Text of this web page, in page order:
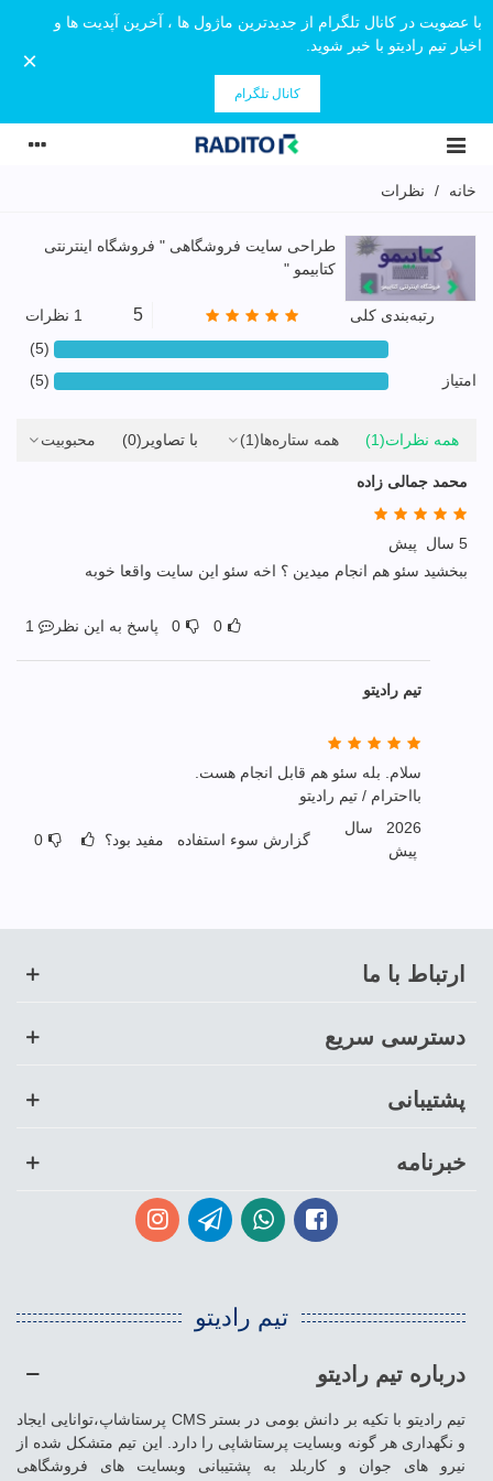
با عضویت در کانال تلگرام از جدیدترین ماژول ها ، آخرین آپدیت ها و
اخبار تیم رادیتو با خبر شوید.
کانال تلگرام
×
خانه / نظرات
طراحی سایت فروشگاهی " فروشگاه اینترنتی
کتابیمو "
رتبه‌بندی کلی 5
1 نظرات
(5)
امتیاز
(5)
همه نظرات(1) همه ستاره‌ها(1) با تصاویر (0) محبوبیت
محمد جمالی زاده
5 سال پیش
ببخشید سئو هم انجام میدین ؟ اخه سئو این سایت واقعا خوبه
0
0 پاسخ به این نظر 1
تیم رادیتو
سلام. بله سئو هم قابل انجام هست.
بااحترام / تیم رادیتو
2026 سال
پیش
گزارش سوء استفاده مفید بود؟ 0
ارتباط با ما
دسترسی سریع
پشتیبانی
خبرنامه
تیم رادیتو
درباره تیم رادیتو
تیم رادیتو با تکیه بر دانش بومی در بستر CMS پرستاشاپ،توانایی ایجاد
و نگهداری هر گونه وبسایت پرستاشاپی را دارد. این تیم متشکل شده از
نیرو های جوان و کاربلد به پشتیبانی وبسایت های فروشگاهی